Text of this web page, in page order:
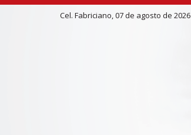
Cel. Fabriciano, 07 de agosto de 2026